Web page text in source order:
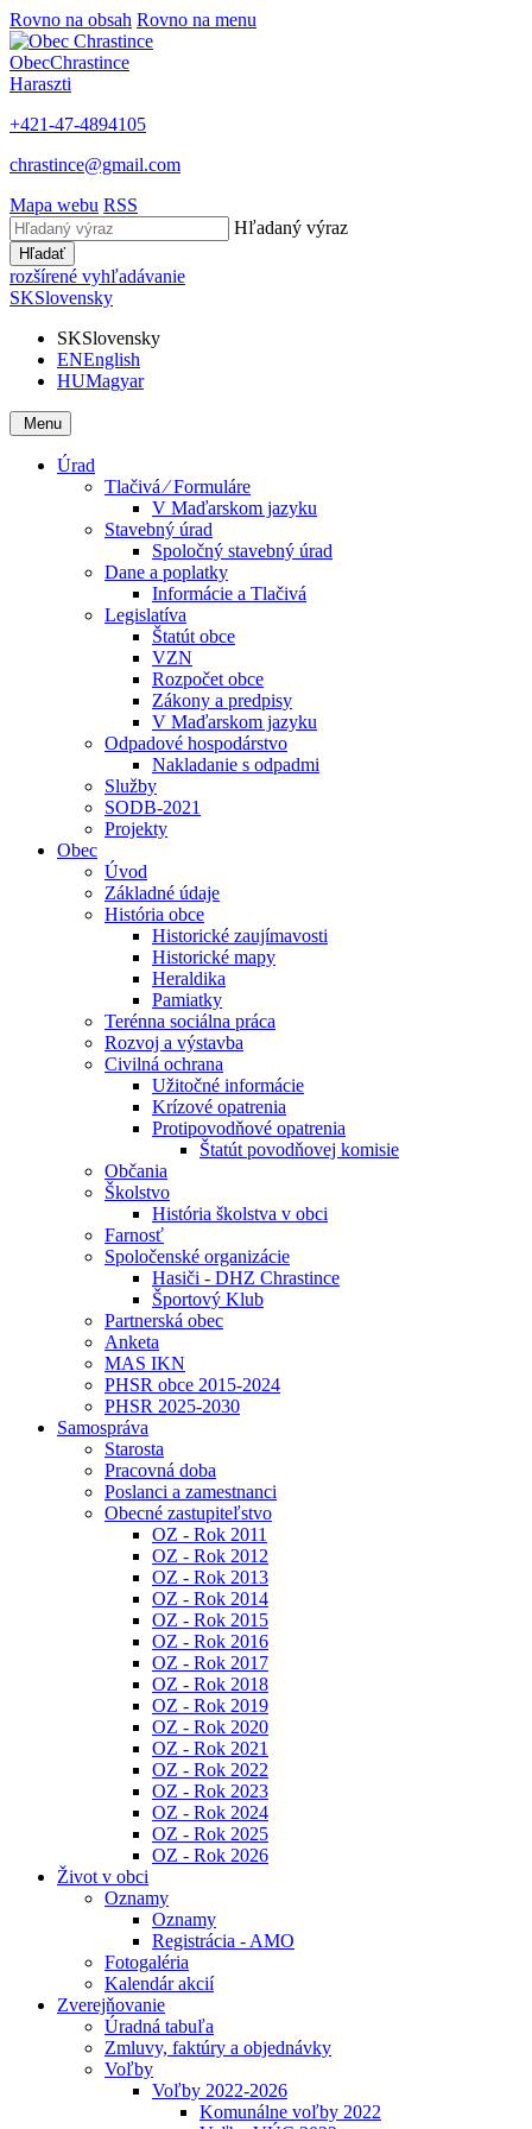
Rovno na obsah Rovno na menu
ObecChrastince
Haraszti
+421-47-4894105
chrastince@gmail.com
Mapa webu RSS
Hľadaný výraz
Hľadať
rozšírené vyhľadávanie
SKSlovensky
SKSlovensky
ENEnglish
HUMagyar
Menu
Úrad
Tlačivá ⁄ Formuláre
V Maďarskom jazyku
Stavebný úrad
Spoločný stavebný úrad
Dane a poplatky
Informácie a Tlačivá
Legislatíva
Štatút obce
VZN
Rozpočet obce
Zákony a predpisy
V Maďarskom jazyku
Odpadové hospodárstvo
Nakladanie s odpadmi
Služby
SODB-2021
Projekty
Obec
Úvod
Základné údaje
História obce
Historické zaujímavosti
Historické mapy
Heraldika
Pamiatky
Terénna sociálna práca
Rozvoj a výstavba
Civilná ochrana
Užitočné informácie
Krízové opatrenia
Protipovodňové opatrenia
Štatút povodňovej komisie
Občania
Školstvo
História školstva v obci
Farnosť
Spoločenské organizácie
Hasiči - DHZ Chrastince
Športový Klub
Partnerská obec
Anketa
MAS IKN
PHSR obce 2015-2024
PHSR 2025-2030
Samospráva
Starosta
Pracovná doba
Poslanci a zamestnanci
Obecné zastupiteľstvo
OZ - Rok 2011
OZ - Rok 2012
OZ - Rok 2013
OZ - Rok 2014
OZ - Rok 2015
OZ - Rok 2016
OZ - Rok 2017
OZ - Rok 2018
OZ - Rok 2019
OZ - Rok 2020
OZ - Rok 2021
OZ - Rok 2022
OZ - Rok 2023
OZ - Rok 2024
OZ - Rok 2025
OZ - Rok 2026
Život v obci
Oznamy
Oznamy
Registrácia - AMO
Fotogaléria
Kalendár akcií
Zverejňovanie
Úradná tabuľa
Zmluvy, faktúry a objednávky
Voľby
Voľby 2022-2026
Komunálne voľby 2022